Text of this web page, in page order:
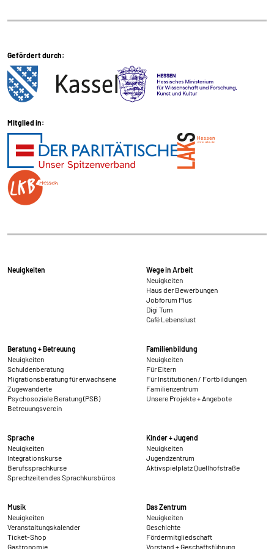
Gefördert durch:
Mitglied in:
Neuigkeiten
Wege in Arbeit
Neuigkeiten
Haus der Bewerbungen
Jobforum Plus
Digi Turn
Café Lebenslust
Beratung + Betreuung
Neuigkeiten
Schuldenberatung
Migrationsberatung für erwachsene
Zugewanderte
Psychosoziale Beratung (PSB)
Betreuungsverein
Familienbildung
Neuigkeiten
Für Eltern
Für Institutionen / Fortbildungen
Familienzentrum
Unsere Projekte + Angebote
Sprache
Neuigkeiten
Integrationskurse
Berufssprachkurse
Sprechzeiten des Sprachkursbüros
Kinder + Jugend
Neuigkeiten
Jugendzentrum
Aktivspielplatz Quellhofstraße
Musik
Neuigkeiten
Veranstaltungskalender
Ticket-Shop
Gastronomie
Das Zentrum
Neuigkeiten
Geschichte
Fördermitgliedschaft
Vorstand + Geschäftsführung
_ga, _gid, _gat_*, test_cookie
Zweck:
Anzeige von Google Maps Karten
Cookie Laufzeit: